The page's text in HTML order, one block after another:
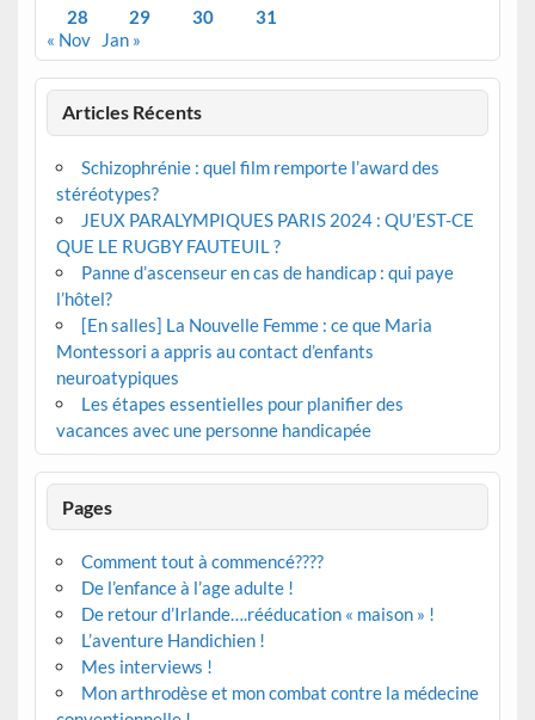
28
29 30
31
« Nov
Jan »
Articles Récents
Schizophrénie : quel film remporte l’award des
stéréotypes?
JEUX PARALYMPIQUES PARIS 2024 : QU’EST-CE
QUE LE RUGBY FAUTEUIL ?
Panne d’ascenseur en cas de handicap : qui paye
l’hôtel?
[En salles] La Nouvelle Femme : ce que Maria
Montessori a appris au contact d’enfants
neuroatypiques
Les étapes essentielles pour planifier des
vacances avec une personne handicapée
Pages
Comment tout à commencé????
De l’enfance à l’age adulte !
De retour d’Irlande….rééducation « maison » !
L’aventure Handichien !
Mes interviews !
Mon arthrodèse et mon combat contre la médecine